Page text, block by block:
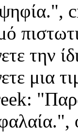
την
μια